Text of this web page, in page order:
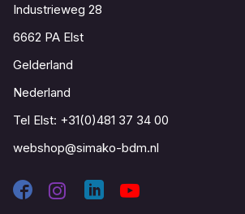
Industrieweg 28
6662 PA Elst
Gelderland
Nederland
Tel Elst: +31(0)481 37 34 00
webshop@simako-bdm.nl